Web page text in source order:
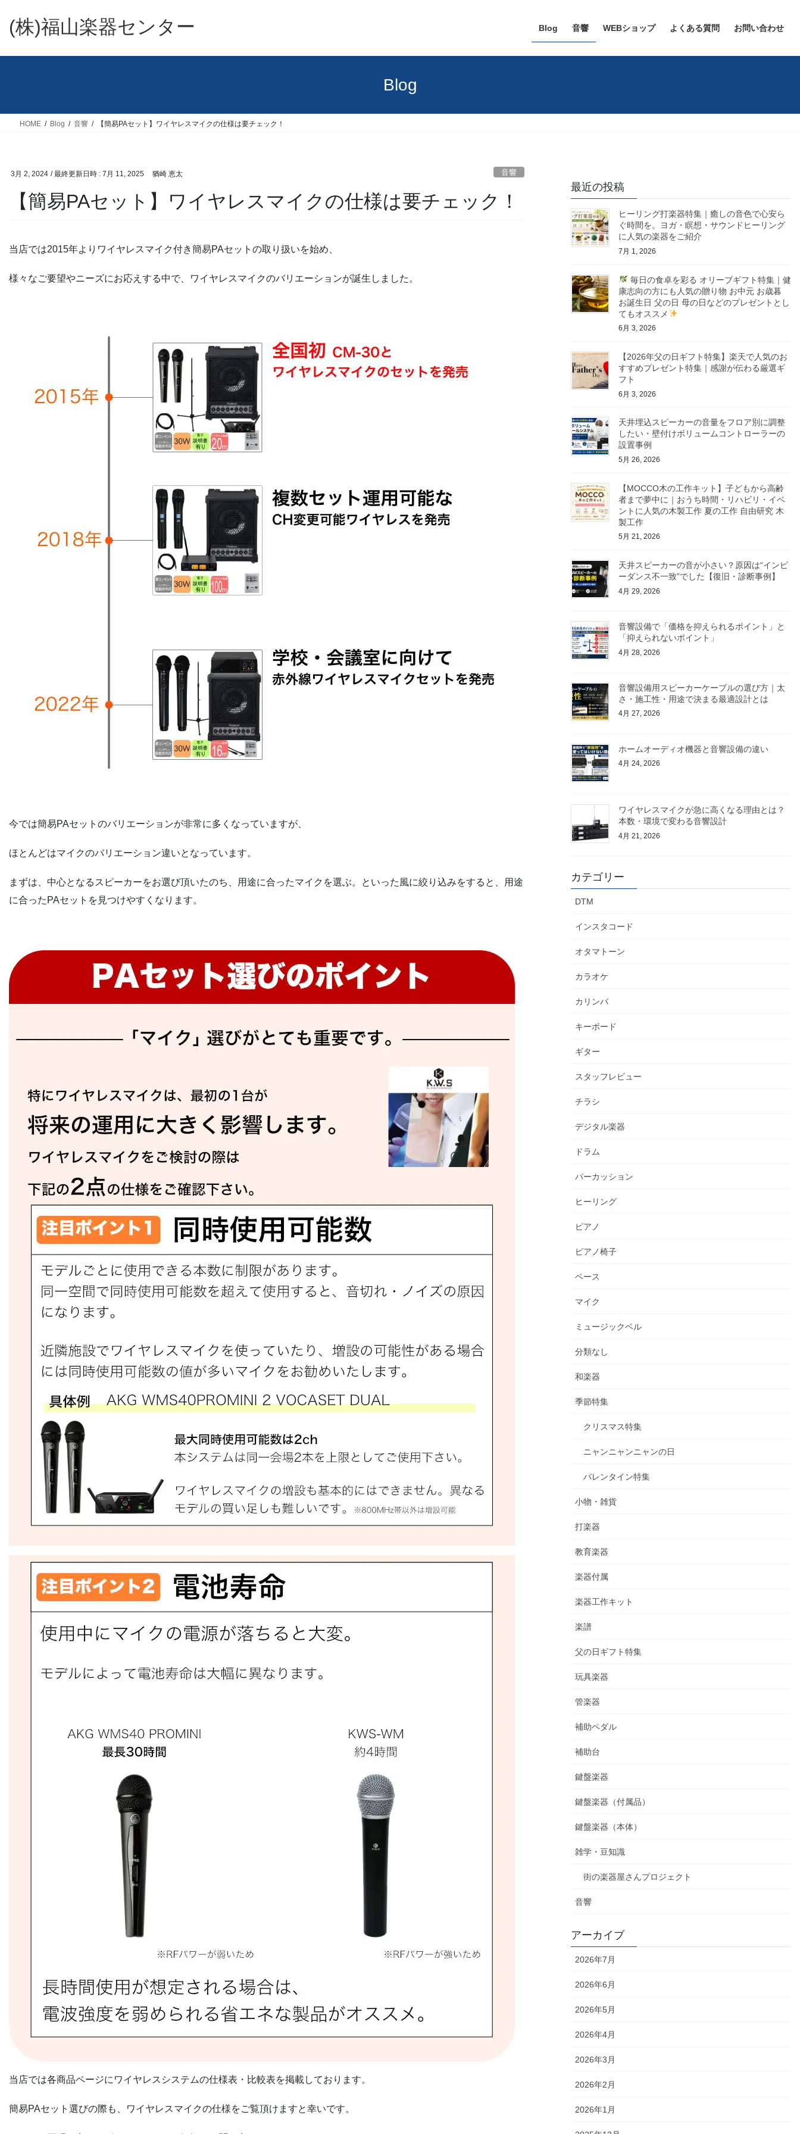
(株)福山楽器センター Blog 音響 WEBショップ よくある質問 お問い合わせ
Blog
HOME Blog 音響 【簡易PAセット】ワイヤレスマイクの仕様は要チェック！
3月 2, 2024 / 最終更新日時 : 7月 11, 2025 猶崎 恵太 音響
【簡易PAセット】ワイヤレスマイクの仕様は要チェック！
当店では2015年よりワイヤレスマイク付き簡易PAセットの取り扱いを始め、
様々なご要望やニーズにお応えする中で、ワイヤレスマイクのバリエーションが誕生しました。
今では簡易PAセットのバリエーションが非常に多くなっていますが、
ほとんどはマイクのバリエーション違いとなっています。
まずは、中心となるスピーカーをお選び頂いたのち、用途に合ったマイクを選ぶ。といった風に絞り込みをすると、用途
に合ったPAセットを見つけやすくなります。
当店では各商品ページにワイヤレスシステムの仕様表・比較表を掲載しております。
簡易PAセット選びの際も、ワイヤレスマイクの仕様をご覧頂けますと幸いです。
最近の投稿
ヒーリング打楽器特集｜癒しの音色で心安ら
ぐ時間を。ヨガ・瞑想・サウンドヒーリング
に人気の楽器をご紹介
7月 1, 2026
毎日の食卓を彩る オリーブギフト特集｜健
康志向の方にも人気の贈り物 お中元 お歳暮
お誕生日 父の日 母の日などのプレゼントとし
てもオススメ
6月 3, 2026
【2026年父の日ギフト特集】楽天で人気のお
すすめプレゼント特集｜感謝が伝わる厳選ギ
フト
6月 3, 2026
天井埋込スピーカーの音量をフロア別に調整
したい・壁付けボリュームコントローラーの
設置事例
5月 26, 2026
【MOCCO木の工作キット】子どもから高齢
者まで夢中に｜おうち時間・リハビリ・イベ
ントに人気の木製工作 夏の工作 自由研究 木
製工作
5月 21, 2026
天井スピーカーの音が小さい？原因は“インピ
ーダンス不一致”でした【復旧・診断事例】
4月 29, 2026
音響設備で「価格を抑えられるポイント」と
「抑えられないポイント」
4月 28, 2026
音響設備用スピーカーケーブルの選び方｜太
さ・施工性・用途で決まる最適設計とは
4月 27, 2026
ホームオーディオ機器と音響設備の違い
4月 24, 2026
ワイヤレスマイクが急に高くなる理由とは？
本数・環境で変わる音響設計
4月 21, 2026
カテゴリー
DTM
インスタコード
オタマトーン
カラオケ
カリンバ
キーボード
ギター
スタッフレビュー
チラシ
デジタル楽器
ドラム
パーカッション
ヒーリング
ピアノ
ピアノ椅子
ベース
マイク
ミュージックベル
分類なし
和楽器
季節特集
クリスマス特集
ニャンニャンニャンの日
バレンタイン特集
小物・雑貨
打楽器
教育楽器
楽器付属
楽器工作キット
楽譜
父の日ギフト特集
玩具楽器
管楽器
補助ペダル
補助台
鍵盤楽器
鍵盤楽器（付属品）
鍵盤楽器（本体）
雑学・豆知識
街の楽器屋さんプロジェクト
音響
アーカイブ
2026年7月
2026年6月
2026年5月
2026年4月
2026年3月
2026年2月
2026年1月